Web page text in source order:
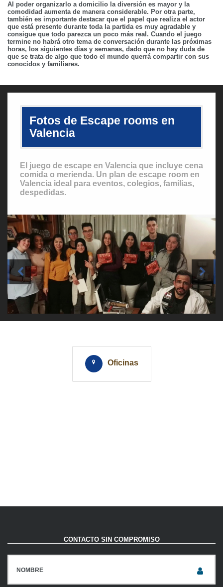
Al poder organizarlo a domicilio la diversión es mayor y la
comodidad aumenta de manera considerable. Por otra parte,
también es importante destacar que el papel que realiza el actor
que está presente durante toda la partida es muy agradable y
consigue que todo parezca un poco más real. Cuando el juego
termine no habrá otro tema de conversación durante las próximas
horas, los siguientes días y semanas, dado que no hay duda de
que se trata de algo que todo el mundo querrá compartir con sus
conocidos y familiares.
Fotos de Escape rooms en
Valencia
El juego de escape en Valencia que incluye cena
comida o merienda. Un plan de escape room en
Valencia ideal para eventos, colegios, familias,
despedidas.
Escape room a domicilio Valencia
Oficinas
CONTACTO SIN COMPROMISO